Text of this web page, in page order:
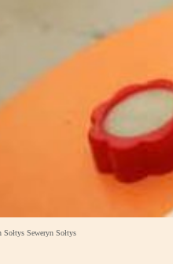
Seweryn Sołtys